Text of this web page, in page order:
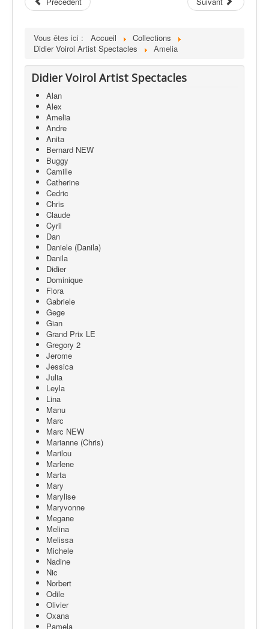
Vous êtes ici : Accueil
Collections
Didier Voirol Artist Spectacles
Amelia
Didier Voirol Artist Spectacles
Alan
Alex
Amelia
Andre
Anita
Bernard NEW
Buggy
Camille
Catherine
Cedric
Chris
Claude
Cyril
Dan
Daniele (Danila)
Danila
Didier
Dominique
Flora
Gabriele
Gege
Gian
Grand Prix LE
Gregory 2
Jerome
Jessica
Julia
Leyla
Lina
Manu
Marc
Marc NEW
Marianne (Chris)
Marilou
Marlene
Marta
Mary
Marylise
Maryvonne
Megane
Melina
Melissa
Michele
Nadine
Nic
Norbert
Odile
Olivier
Oxana
Pamela